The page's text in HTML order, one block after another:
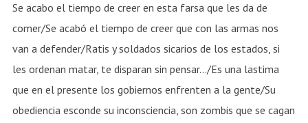
Se acabo el tiempo de creer en esta farsa que les da de
comer/Se acabó el tiempo de creer que con las armas nos
van a defender/Ratis y soldados sicarios de los estados, si
les ordenan matar, te disparan sin pensar…/Es una lastima
que en el presente los gobiernos enfrenten a la gente/Su
obediencia esconde su inconsciencia, son zombis que se cagan